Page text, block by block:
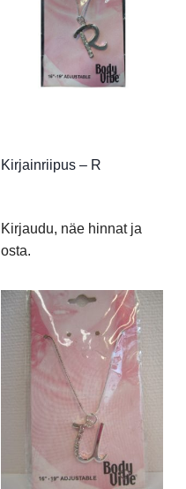
Kirjainriipus – R
Kirjaudu, näe hinnat ja
osta.